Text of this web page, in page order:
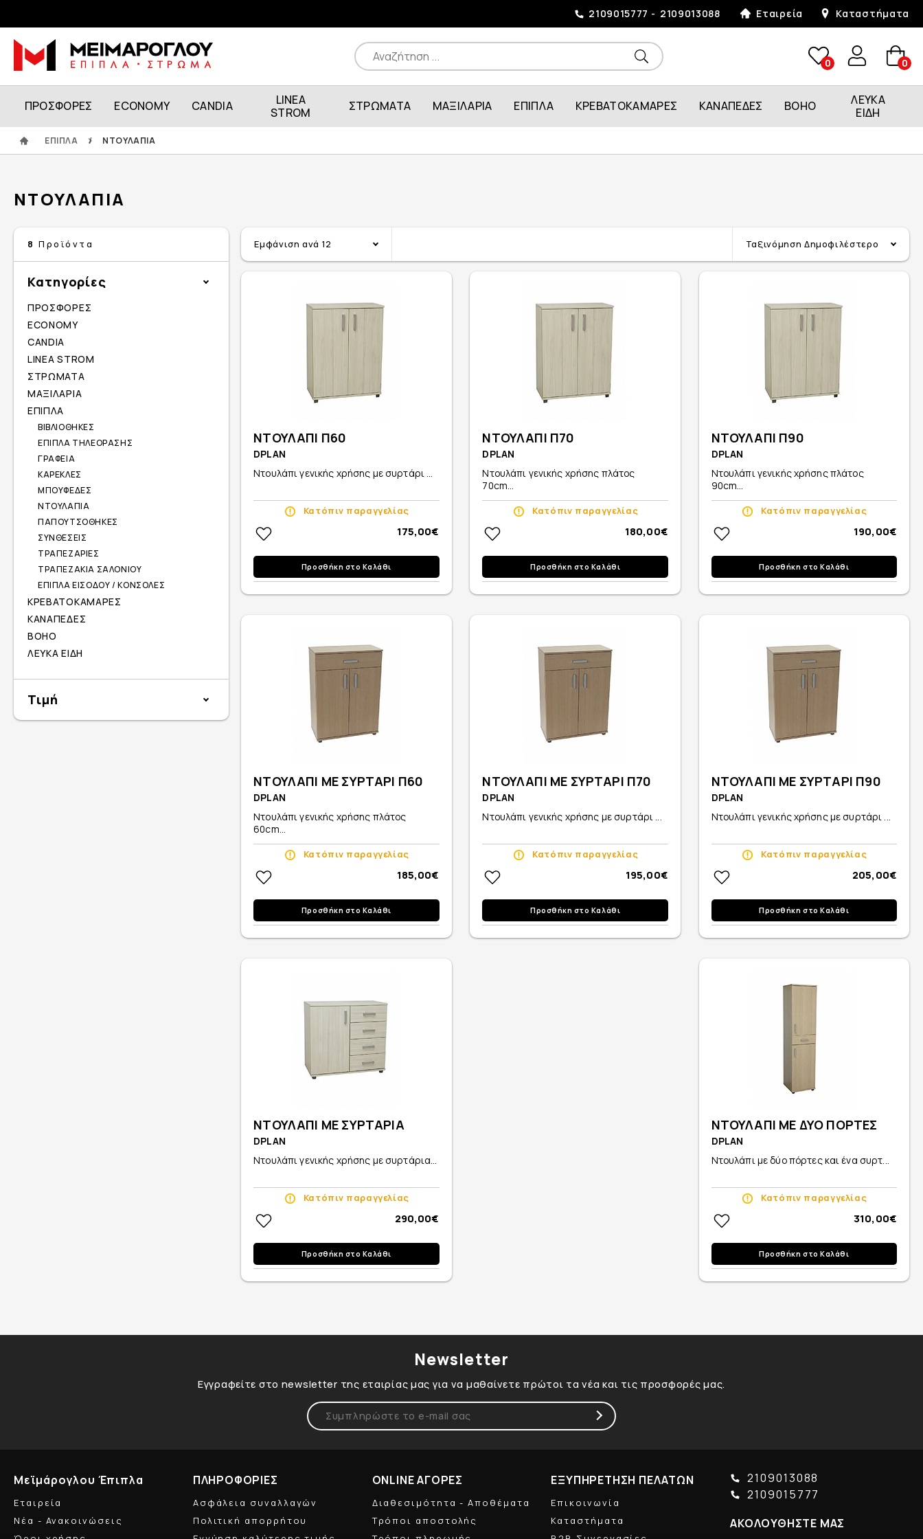
2109015777 2109013088 Εταιρεία Καταστήματα
0 0
ΠΡΟΣΦΟΡΕΣ ECONOMY CANDIA
LINEA
STROM
ΣΤΡΩΜΑΤΑ ΜΑΞΙΛΑΡΙΑ ΕΠΙΠΛΑ ΚΡΕΒΑΤΟΚΑΜΑΡΕΣ ΚΑΝΑΠΕΔΕΣ BOHO
ΛΕΥΚΑ
ΕΙΔΗ
ΕΠΙΠΛΑ / ΝΤΟΥΛΑΠΙΑ
ΝΤΟΥΛΑΠΙΑ
8 Προϊόντα
Κατηγορίες
ΠΡΟΣΦΟΡΕΣ
ECONOMY
CANDIA
LINEA STROM
ΣΤΡΩΜΑΤΑ
ΜΑΞΙΛΑΡΙΑ
ΕΠΙΠΛΑ
ΒΙΒΛΙΟΘΗΚΕΣ
ΕΠΙΠΛΑ ΤΗΛΕΟΡΑΣΗΣ
ΓΡΑΦΕΙΑ
ΚΑΡΕΚΛΕΣ
ΜΠΟΥΦΕΔΕΣ
ΝΤΟΥΛΑΠΙΑ
ΠΑΠΟΥΤΣΟΘΗΚΕΣ
ΣΥΝΘΕΣΕΙΣ
ΤΡΑΠΕΖΑΡΙΕΣ
ΤΡΑΠΕΖΑΚΙΑ ΣΑΛΟΝΙΟΥ
ΕΠΙΠΛΑ ΕΙΣΟΔΟΥ / ΚΟΝΣΟΛΕΣ
ΚΡΕΒΑΤΟΚΑΜΑΡΕΣ
ΚΑΝΑΠΕΔΕΣ
BOHO
ΛΕΥΚΑ ΕΙΔΗ
Τιμή
Εμφάνιση ανά 12 Ταξινόμηση Δημοφιλέστερο
ΝΤΟΥΛΑΠΙ Π60
DPLAN
Ντουλάπι γενικής χρήσης με συρτάρι ...
Κατόπιν παραγγελίας
175,00€
Προσθήκη στο Καλάθι
ΝΤΟΥΛΑΠΙ Π70
DPLAN
Ντουλάπι γενικής χρήσης πλάτος
70cm...
Κατόπιν παραγγελίας
180,00€
Προσθήκη στο Καλάθι
ΝΤΟΥΛΑΠΙ Π90
DPLAN
Ντουλάπι γενικής χρήσης πλάτος
90cm...
Κατόπιν παραγγελίας
190,00€
Προσθήκη στο Καλάθι
ΝΤΟΥΛΑΠΙ ΜΕ ΣΥΡΤΑΡΙ Π60
DPLAN
Ντουλάπι γενικής χρήσης πλάτος
60cm...
Κατόπιν παραγγελίας
185,00€
Προσθήκη στο Καλάθι
ΝΤΟΥΛΑΠΙ ΜΕ ΣΥΡΤΑΡΙ Π70
DPLAN
Ντουλάπι γενικής χρήσης με συρτάρι ...
Κατόπιν παραγγελίας
195,00€
Προσθήκη στο Καλάθι
ΝΤΟΥΛΑΠΙ ΜΕ ΣΥΡΤΑΡΙ Π90
DPLAN
Ντουλάπι γενικής χρήσης με συρτάρι ...
Κατόπιν παραγγελίας
205,00€
Προσθήκη στο Καλάθι
ΝΤΟΥΛΑΠΙ ΜΕ ΣΥΡΤΑΡΙΑ
DPLAN
Ντουλάπι γενικής χρήσης με συρτάρια...
Κατόπιν παραγγελίας
290,00€
Προσθήκη στο Καλάθι
ΝΤΟΥΛΑΠΙ ΜΕ ΔΥΟ ΠΟΡΤΕΣ
DPLAN
Ντουλάπι με δύο πόρτες και ένα συρτ...
Κατόπιν παραγγελίας
310,00€
Προσθήκη στο Καλάθι
Newsletter
Εγγραφείτε στο newsletter της εταιρίας μας για να μαθαίνετε πρώτοι τα νέα και τις προσφορές μας.
Μεϊμάρογλου Έπιπλα
Εταιρεία
Νέα - Ανακοινώσεις
ΠΛΗΡΟΦΟΡΙΕΣ
Ασφάλεια συναλλαγών
Πολιτική απορρήτου
ONLINE ΑΓΟΡΕΣ
Διαθεσιμότητα - Αποθέματα
Τρόποι αποστολής
ΕΞΥΠΗΡΕΤΗΣΗ ΠΕΛΑΤΩΝ
Επικοινωνία
Καταστήματα
2109013088
2109015777
ΑΚΟΛΟΥΘΗΣΤΕ ΜΑΣ